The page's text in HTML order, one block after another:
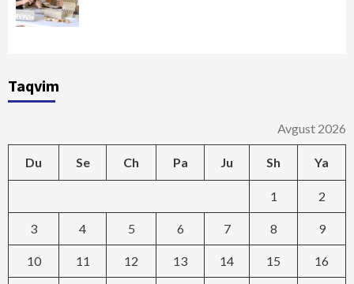
Taqvim
Avgust 2026
Du Se Ch Pa Ju Sh Ya
1 2
3 4 5 6 7 8 9
10 11 12 13 14 15 16